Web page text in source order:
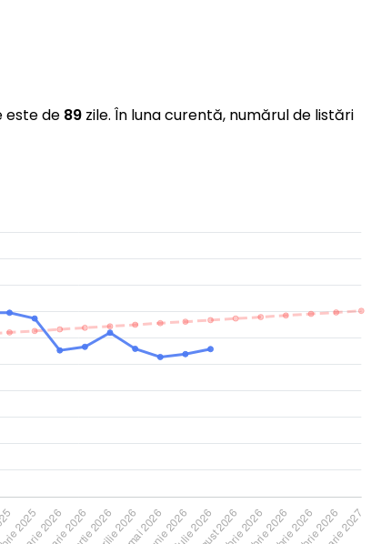
este de 89 zile. În luna curentă, numărul de listări